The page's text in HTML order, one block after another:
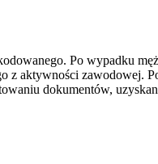
Po wypadku
z aktywności zawodowej.
dokumentów,